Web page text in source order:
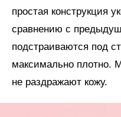
простая конструкция
сравнению с
подстраиваются под
максимально плотно.
не раздражают кожу.